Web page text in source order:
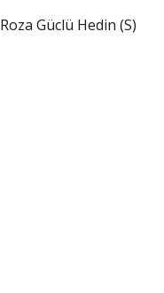
Roza Güclü Hedin (S)